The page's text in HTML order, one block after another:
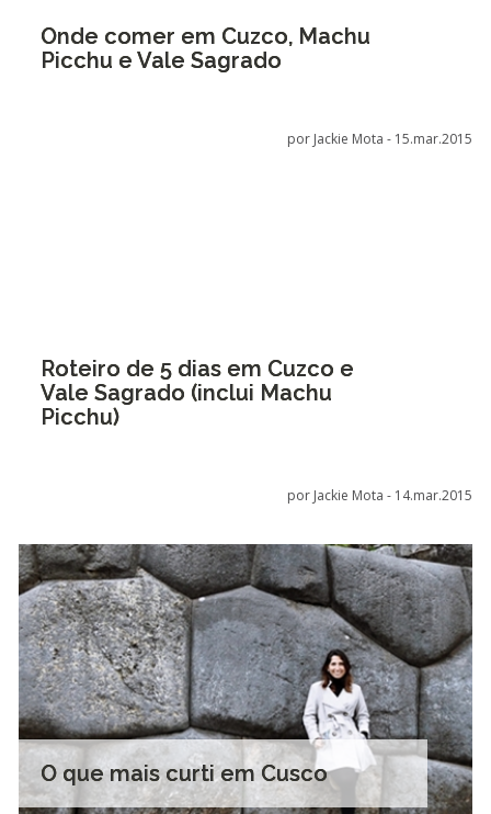
Onde comer em Cuzco, Machu
Picchu e Vale Sagrado
por Jackie Mota - 15.mar.2015
Roteiro de 5 dias em Cuzco e
Vale Sagrado (inclui Machu
Picchu)
por Jackie Mota - 14.mar.2015
O que mais curti em Cusco